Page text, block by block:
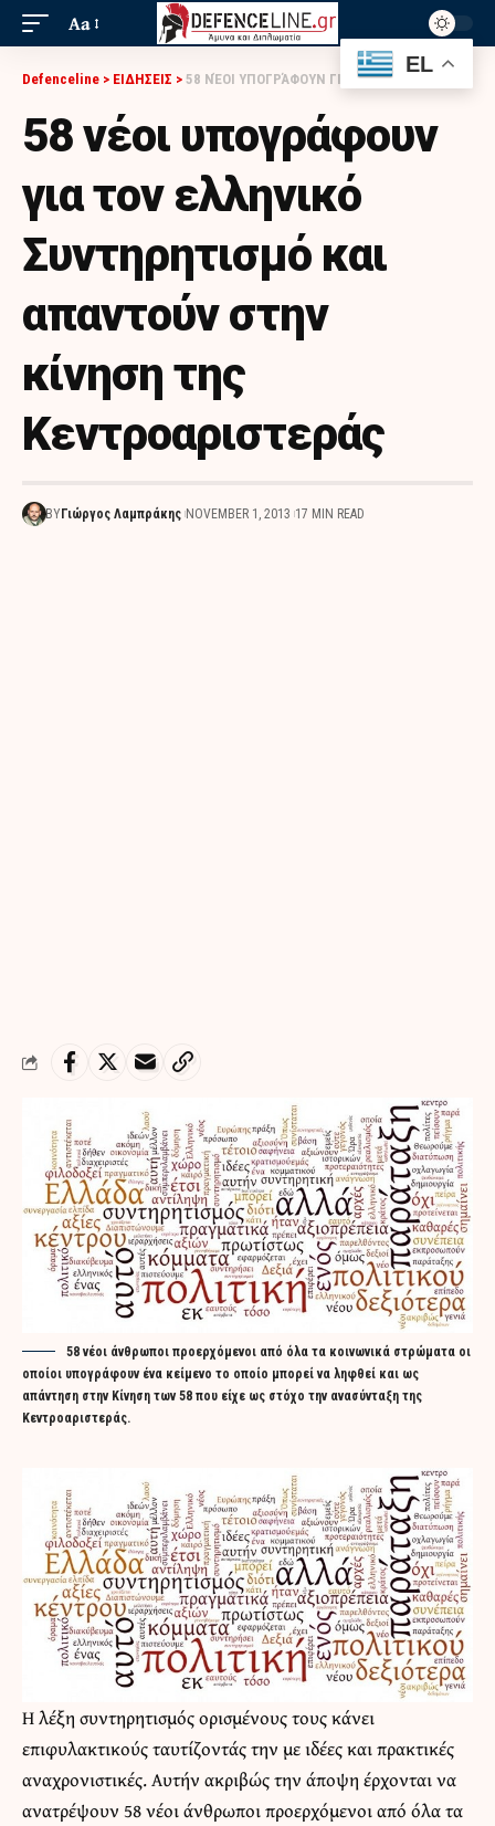
Aa
Defenceline > ΕΙΔΗΣΕΙΣ > 58 ΝΈΟΙ ΥΠΟΓΡΆΦΟΥΝ ΓΙΑ ΤΟΝ ΕΛΛΗΝΙΚΌ ΣΥΝΤΗΡΗΤΙΣΜΌ ΚΑΙ ΑΠΑΝΤΟΎΝ ΣΤΗΝ ΚΊΝΗΣΗ ΤΗΣ ΚΕΝΤΡΟΑΡΙΣΤΕΡΆΣ
58 νέοι υπογράφουν
για τον ελληνικό
Συντηρητισμό και
απαντούν στην
κίνηση της
Κεντροαριστεράς
BY Γιώργος Λαμπράκης NOVEMBER 1, 2013 17 MIN READ
58 νέοι άνθρωποι προερχόμενοι από όλα τα κοινωνικά στρώματα οι
οποίοι υπογράφουν ένα κείμενο το οποίο μπορεί να ληφθεί και ως
απάντηση στην Κίνηση των 58 που είχε ως στόχο την ανασύνταξη της
Κεντροαριστεράς.
Η λέξη συντηρητισμός ορισμένους τους κάνει
επιφυλακτικούς ταυτίζοντάς την με ιδέες και πρακτικές
αναχρονιστικές. Αυτήν ακριβώς την άποψη έρχονται να
ανατρέψουν 58 νέοι άνθρωποι προερχόμενοι από όλα τα
EL